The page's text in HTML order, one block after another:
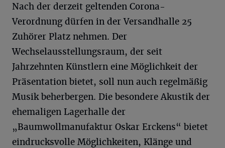
Nach der derzeit geltenden Corona-
Verordnung dürfen in der Versandhalle 25
Zuhörer Platz nehmen. Der
Wechselausstellungsraum, der seit
Jahrzehnten Künstlern eine Möglichkeit der
Präsentation bietet, soll nun auch regelmäßig
Musik beherbergen. Die besondere Akustik der
ehemaligen Lagerhalle der
„Baumwollmanufaktur Oskar Erckens“ bietet
eindrucksvolle Möglichkeiten, Klänge und